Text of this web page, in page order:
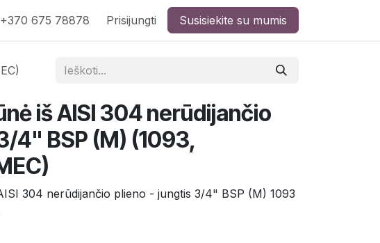
+370 675 78878 Prisijungti Susisiekite su mumis
iš AISI 304 nerūdijančio
4" BSP (M) (1093,
304 nerūdijančio plieno - jungtis 3/4" BSP (M) 1093